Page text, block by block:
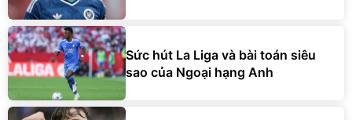
Sức hút La Liga và bài toán siêu
sao của Ngoại hạng Anh